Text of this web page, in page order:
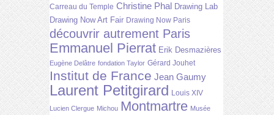
Carreau du Temple Christine Phal Drawing Lab
Drawing Now Art Fair Drawing Now Paris
découvrir autrement Paris
Emmanuel Pierrat Erik Desmazières
Eugène Delâtre fondation Taylor Gérard Jouhet
Institut de France Jean Gaumy
Laurent Petitgirard Louis XIV
Lucien Clergue Michou Montmartre Musée